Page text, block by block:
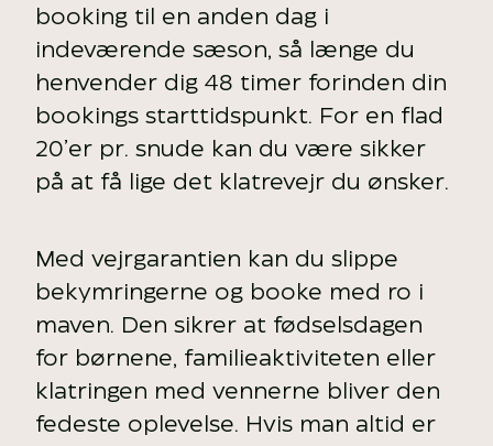
booking til en anden dag i
indeværende sæson, så længe du
henvender dig 48 timer forinden din
bookings starttidspunkt. For en flad
20’er pr. snude kan du være sikker
på at få lige det klatrevejr du ønsker.
Med vejrgarantien kan du slippe
bekymringerne og booke med ro i
maven. Den sikrer at fødselsdagen
for børnene, familieaktiviteten eller
klatringen med vennerne bliver den
fedeste oplevelse. Hvis man altid er